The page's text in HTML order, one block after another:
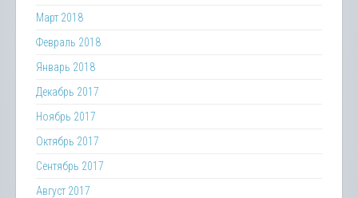
Март 2018
Февраль 2018
Январь 2018
Декабрь 2017
Ноябрь 2017
Октябрь 2017
Сентябрь 2017
Август 2017